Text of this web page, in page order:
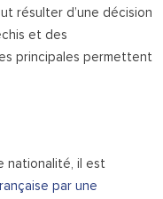
résulter d’une décision
et des
principales permettent
nationalité, il est
par une